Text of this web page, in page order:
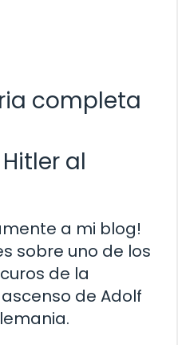
completa
al
a mi blog!
sobre uno de los
de la
de Adolf